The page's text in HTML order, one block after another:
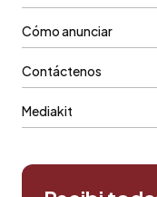
Cómo anunciar
Contáctenos
Mediakit